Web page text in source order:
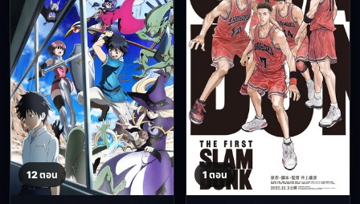
12 ตอน 1 ตอน